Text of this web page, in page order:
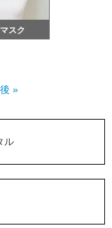
スク
»
ル